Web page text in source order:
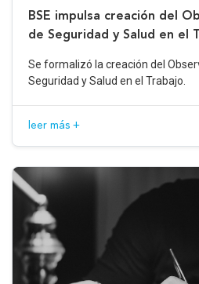
BSE impulsa creación del
de Seguridad y Salud en el
Se formalizó la creación del
Seguridad y Salud en el Trabajo.
leer más +